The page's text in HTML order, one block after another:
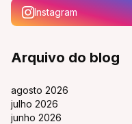
Instagram
Arquivo do blog
agosto 2026
julho 2026
junho 2026